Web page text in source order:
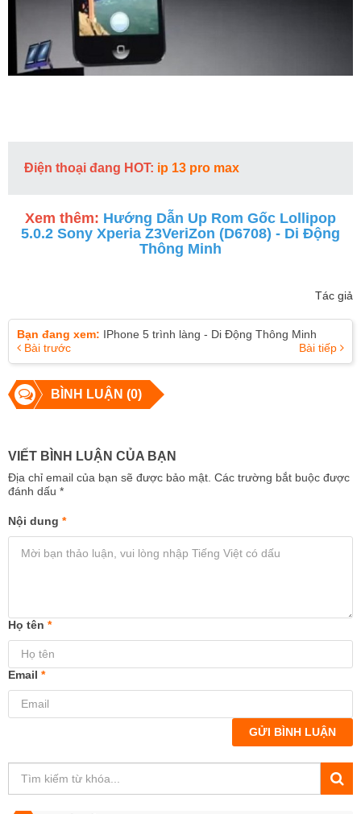
Điện thoại đang HOT: ip 13 pro max
Xem thêm: Hướng Dẫn Up Rom Gốc Lollipop
5.0.2 Sony Xperia Z3VeriZon (D6708) - Di Động
Thông Minh
Tác giả
Bạn đang xem: IPhone 5 trình làng - Di Động Thông Minh
Bài trước
Bài tiếp
BÌNH LUẬN (0)
VIẾT BÌNH LUẬN CỦA BẠN
Địa chỉ email của bạn sẽ được bảo mật. Các trường bắt buộc được
đánh dấu *
Nội dung *
Họ tên *
Email *
GỬI BÌNH LUẬN